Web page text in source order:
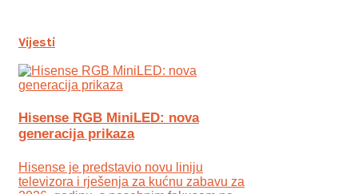
Vijesti
Hisense RGB MiniLED: nova
generacija prikaza
Hisense je predstavio novu liniju
televizora i rješenja za kućnu zabavu za